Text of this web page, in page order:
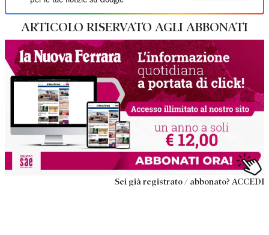
ARTICOLO RISERVATO AGLI ABBONATI
Sei già registrato / abbonato? ACCEDI